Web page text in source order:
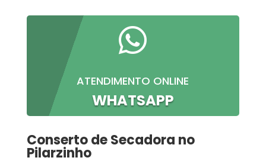

ATENDIMENTO ONLINE
WHATSAPP
Conserto de Secadora no
Pilarzinho